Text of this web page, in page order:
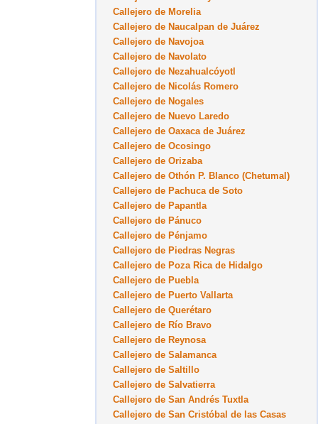
Callejero de Morelia
Callejero de Naucalpan de Juárez
Callejero de Navojoa
Callejero de Navolato
Callejero de Nezahualcóyotl
Callejero de Nicolás Romero
Callejero de Nogales
Callejero de Nuevo Laredo
Callejero de Oaxaca de Juárez
Callejero de Ocosingo
Callejero de Orizaba
Callejero de Othón P. Blanco (Chetumal)
Callejero de Pachuca de Soto
Callejero de Papantla
Callejero de Pánuco
Callejero de Pénjamo
Callejero de Piedras Negras
Callejero de Poza Rica de Hidalgo
Callejero de Puebla
Callejero de Puerto Vallarta
Callejero de Querétaro
Callejero de Río Bravo
Callejero de Reynosa
Callejero de Salamanca
Callejero de Saltillo
Callejero de Salvatierra
Callejero de San Andrés Tuxtla
Callejero de San Cristóbal de las Casas